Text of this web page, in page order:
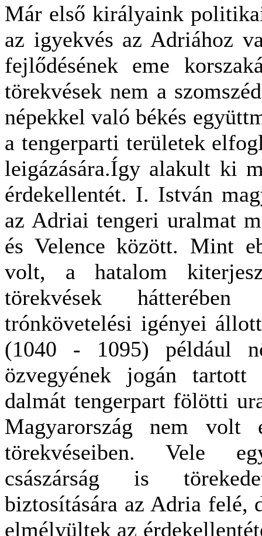
Már első királyaink
az igyekvés az Adriához
fejlődésének eme
törekvések nem a
népekkel való békés
a tengerparti területek
leigázására.Így alakult ki
érdekellentét. I. István
az Adriai tengeri uralmat
és Velence között. Mint
volt, a hatalom
törekvések
trónkövetelési igényei
(1040 - 1095) például
özvegyének jogán
dalmát tengerpart fölötti
Magyarország nem volt
törekvéseiben. Vele
császárság is
biztosítására az Adria felé,
elmélyültek az